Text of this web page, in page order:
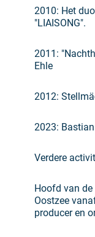
2010: Het
"LIAISONG".
2011:
Ehle
2012:
2023:
Verdere
Hoofd van
Oostzee
producer en